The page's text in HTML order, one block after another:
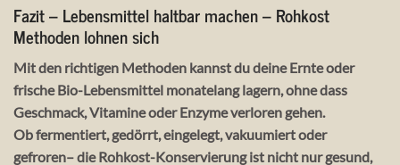
Fazit – Lebensmittel haltbar machen – Rohkost
Methodenlohnen sich
Mit den richtigen Methoden kannst du deine Ernte oder
frische Bio-Lebensmittel monatelang lagern, ohne dass
Geschmack, Vitamine oder Enzyme verloren gehen.
Obfermentiert, gedörrt, eingelegt, vakuumiertoder
gefroren– die Rohkost-Konservierung ist nicht nur gesund,